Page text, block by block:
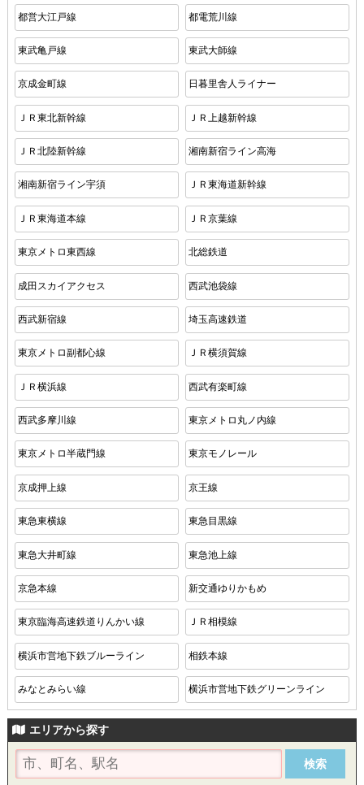
都営大江戸線 都電荒川線
東武亀戸線 東武大師線
京成金町線 日暮里舎人ライナー
ＪＲ東北新幹線 ＪＲ上越新幹線
ＪＲ北陸新幹線 湘南新宿ライン高海
湘南新宿ライン宇須 ＪＲ東海道新幹線
ＪＲ東海道本線 ＪＲ京葉線
東京メトロ東西線 北総鉄道
成田スカイアクセス 西武池袋線
西武新宿線 埼玉高速鉄道
東京メトロ副都心線 ＪＲ横須賀線
ＪＲ横浜線 西武有楽町線
西武多摩川線 東京メトロ丸ノ内線
東京メトロ半蔵門線 東京モノレール
京成押上線 京王線
東急東横線 東急目黒線
東急大井町線 東急池上線
京急本線 新交通ゆりかもめ
東京臨海高速鉄道りんかい線 ＪＲ相模線
横浜市営地下鉄ブルーライン 相鉄本線
みなとみらい線 横浜市営地下鉄グリーンライン
エリアから探す